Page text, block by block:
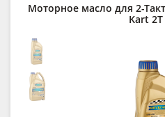
Моторное масло для 2-
Kart 2T